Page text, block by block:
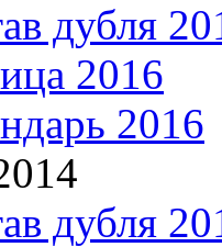
дубля
2016
2016
дубля